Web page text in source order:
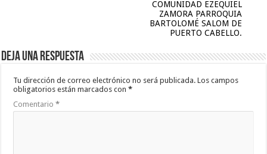
COMUNIDAD EZEQUIEL
ZAMORA PARROQUIA
BARTOLOMÉ SALOM DE
PUERTO CABELLO.
Deja una respuesta
Tu dirección de correo electrónico no será publicada. Los campos
obligatorios están marcados con*
Comentario*